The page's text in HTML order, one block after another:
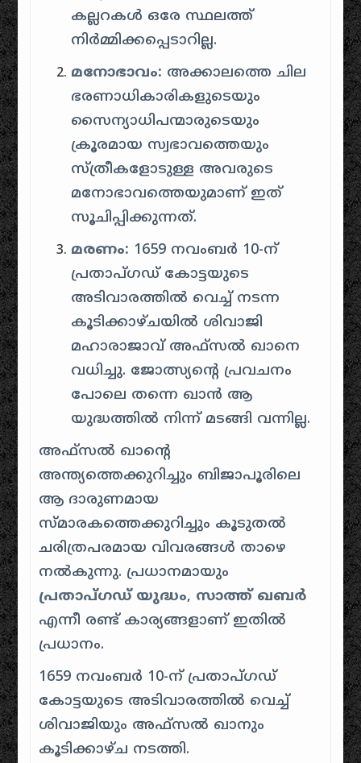
കല്ലറകൾ ഒരേ സ്ഥലത്ത്
നിർമ്മിക്കപ്പെടാറില്ല.
മനോഭാവം: അക്കാലത്തെ ചില
ഭരണാധികാരികളുടെയും
സൈന്യാധിപന്മാരുടെയും
ക്രൂരമായ സ്വഭാവത്തെയും
സ്ത്രീകളോടുള്ള അവരുടെ
മനോഭാവത്തെയുമാണ് ഇത്
സൂചിപ്പിക്കുന്നത്.
മരണം: 1659 നവംബർ 10-ന്
പ്രതാപ്ഗഡ് കോട്ടയുടെ
അടിവാരത്തിൽ വെച്ച് നടന്ന
കൂടിക്കാഴ്ചയിൽ ശിവാജി
മഹാരാജാവ് അഫ്സൽ ഖാനെ
വധിച്ചു. ജോത്സ്യൻ്റെ പ്രവചനം
പോലെ തന്നെ ഖാൻ ആ
യുദ്ധത്തിൽ നിന്ന് മടങ്ങി വന്നില്ല.
അഫ്സൽ ഖാൻ്റെ
അന്ത്യത്തെക്കുറിച്ചും ബിജാപൂരിലെ
ആ ദാരുണമായ
സ്മാരകത്തെക്കുറിച്ചും കൂടുതൽ
ചരിത്രപരമായ വിവരങ്ങൾ താഴെ
നൽകുന്നു. പ്രധാനമായും
പ്രതാപ്ഗഡ് യുദ്ധം, സാത്ത് ഖബർ
എന്നീ രണ്ട് കാര്യങ്ങളാണ് ഇതിൽ
പ്രധാനം.
1659 നവംബർ 10-ന് പ്രതാപ്ഗഡ്
കോട്ടയുടെ അടിവാരത്തിൽ വെച്ച്
ശിവാജിയും അഫ്സൽ ഖാനും
കൂടിക്കാഴ്ച നടത്തി.